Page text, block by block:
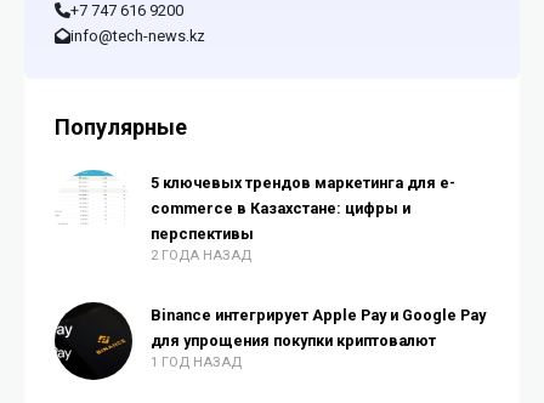
+7 747 616 9200
info@tech-news.kz
Популярные
5 ключевых трендов маркетинга для e-
commerce в Казахстане: цифры и
перспективы
2 ГОДА НАЗАД
Binance интегрирует Apple Pay и Google Pay
для упрощения покупки криптовалют
1 ГОД НАЗАД